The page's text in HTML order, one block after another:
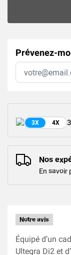
Prévenez-
3X 4X
Nos
En savoir
Notre avis
Équipé d’un
Ultegra Di2 et